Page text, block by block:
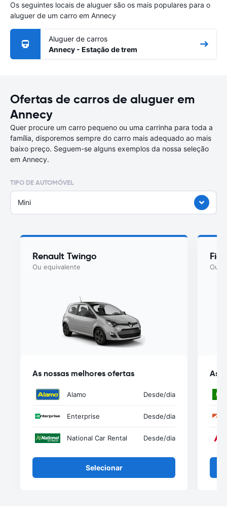
Os seguintes locais de aluguer são os mais populares para o
aluguer de um carro em Annecy
Aluguer de carros
Annecy - Estação de trem
Ofertas de carros de aluguer em
Annecy
Quer procure um carro pequeno ou uma carrinha para toda a
família, disporemos sempre do carro mais adequado ao mais
baixo preço. Seguem-se alguns exemplos da nossa seleção
em Annecy.
TIPO DE AUTOMÓVEL
Mini
Renault Twingo
Ou equivalente
As nossas melhores ofertas
Alamo Desde/dia
Enterprise Desde/dia
National Car Rental Desde/dia
Selecionar
Ou
As